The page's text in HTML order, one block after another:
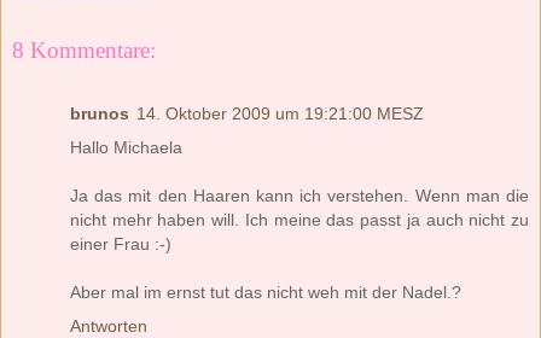
8 Kommentare:
brunos 14. Oktober 2009 um 19:21:00 MESZ
Hallo Michaela
Ja das mit den Haaren kann ich verstehen. Wenn man die
nicht mehr haben will. Ich meine das passt ja auch nicht zu
einer Frau :-)
Aber mal im ernst tut das nicht weh mit der Nadel.?
Antworten